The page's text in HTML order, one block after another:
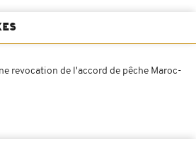
revocation de l'accord de pêche Maroc-